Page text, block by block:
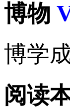
博物
博学
阅读